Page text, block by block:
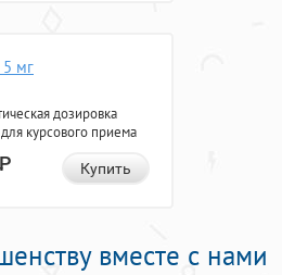
мг
дозировка
курсового приема
Р Купить
вместе с нами